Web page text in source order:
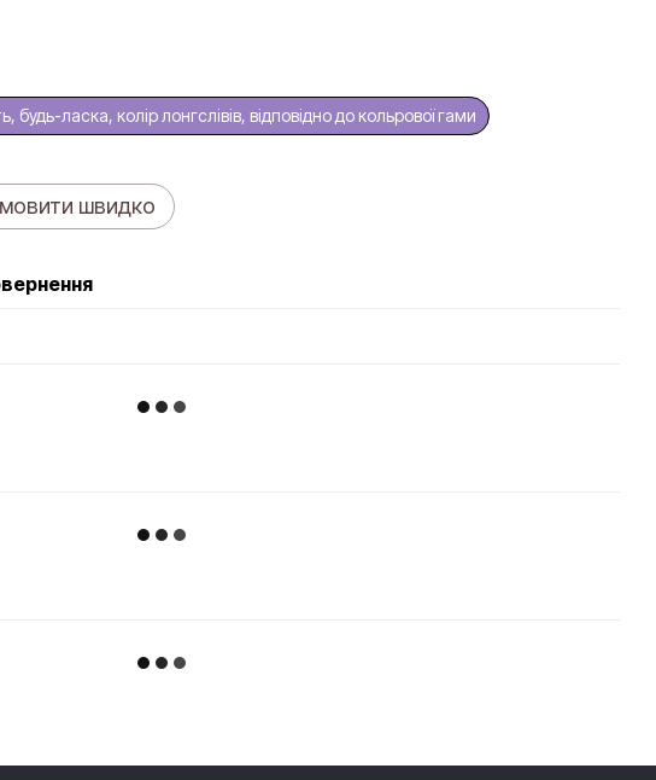
ласка, колір лонгслівів, відповідно до кольрової гами
швидко